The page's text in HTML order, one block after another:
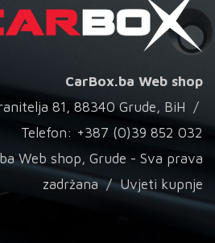
CarBox.ba Web shop
81, 88340 Grude, BiH /
Telefon: +387 (0)39 852 032
Web shop, Grude - Sva prava
zadržana /Uvjeti kupnje